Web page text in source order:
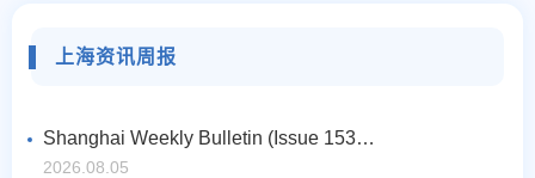
上海资讯周报
Shanghai Weekly Bulletin (Issue 153 No.1, August 2026)
2026.08.05